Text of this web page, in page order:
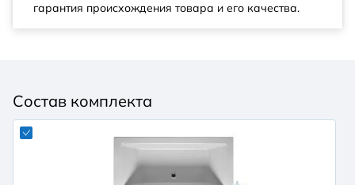
гарантия происхождения товара и его качества.
Состав комплекта